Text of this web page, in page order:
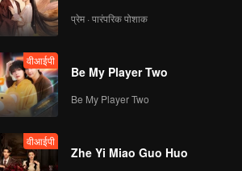
प्रेम · पारंपरिक पोशाक
वीआईपी
Be My Player Two
Be My Player Two
वीआईपी
Zhe Yi Miao Guo Huo